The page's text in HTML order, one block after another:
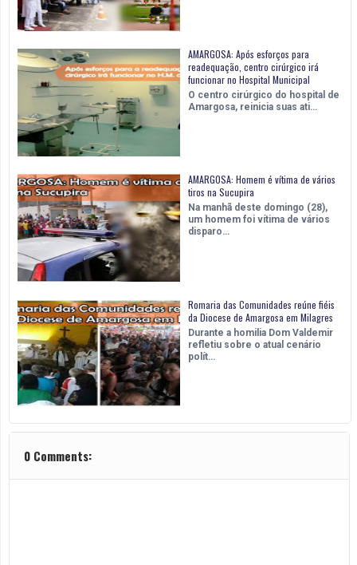
AMARGOSA: Após esforços para
readequação, centro cirúrgico irá
funcionar no Hospital Municipal
O centro cirúrgico do hospital de
Amargosa, reinicia suas ati…
AMARGOSA: Homem é vítima de vários
tiros na Sucupira
Na manhã deste domingo (28),
um homem foi vítima de vários
disparo…
Romaria das Comunidades reúne fiéis
da Diocese de Amargosa em Milagres
Durante a homilia Dom Valdemir
refletiu sobre o atual cenário
polít…
0 Comments: